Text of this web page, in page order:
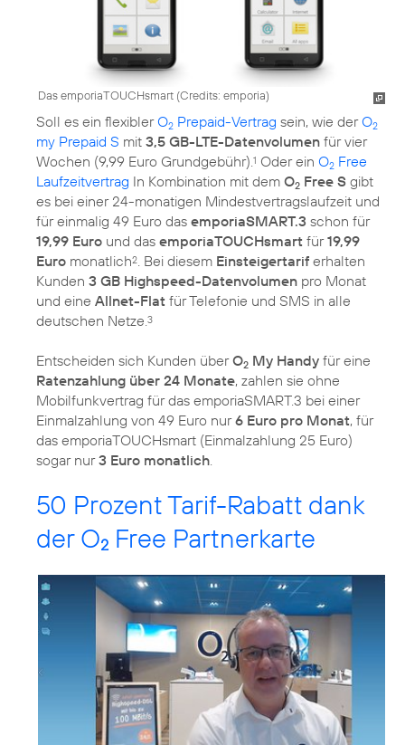
Das emporiaTOUCHsmart (Credits: emporia)
Soll es ein flexiblerO2 Prepaid-Vertrag sein, wie derO2
my Prepaid S mit 3,5 GB-LTE-Datenvolumen für vier
Wochen (9,99 Euro Grundgebühr).1 Oder ein O2 Free
Laufzeitvertrag In Kombination mit dem O2 Free S gibt
es bei einer 24-monatigen Mindestvertragslaufzeit und
für einmalig 49 Euro das emporiaSMART.3 schon für
19,99 Euro und das emporiaTOUCHsmart für19,99
Euro monatlich2. Bei diesem Einsteigertarif erhalten
Kunden 3 GB Highspeed-Datenvolumen pro Monat
und eine Allnet-Flat für Telefonie und SMS in alle
deutschen Netze.3
Entscheiden sich Kunden überO2 My Handy für eine
Ratenzahlung über 24 Monate, zahlen sie ohne
Mobilfunkvertrag für das emporiaSMART.3 bei einer
Einmalzahlung von 49 Euro nur6 Euro pro Monat, für
das emporiaTOUCHsmart (Einmalzahlung 25 Euro)
sogar nur3 Euro monatlich.
50 Prozent Tarif-Rabatt dank
der O2 Free Partnerkarte